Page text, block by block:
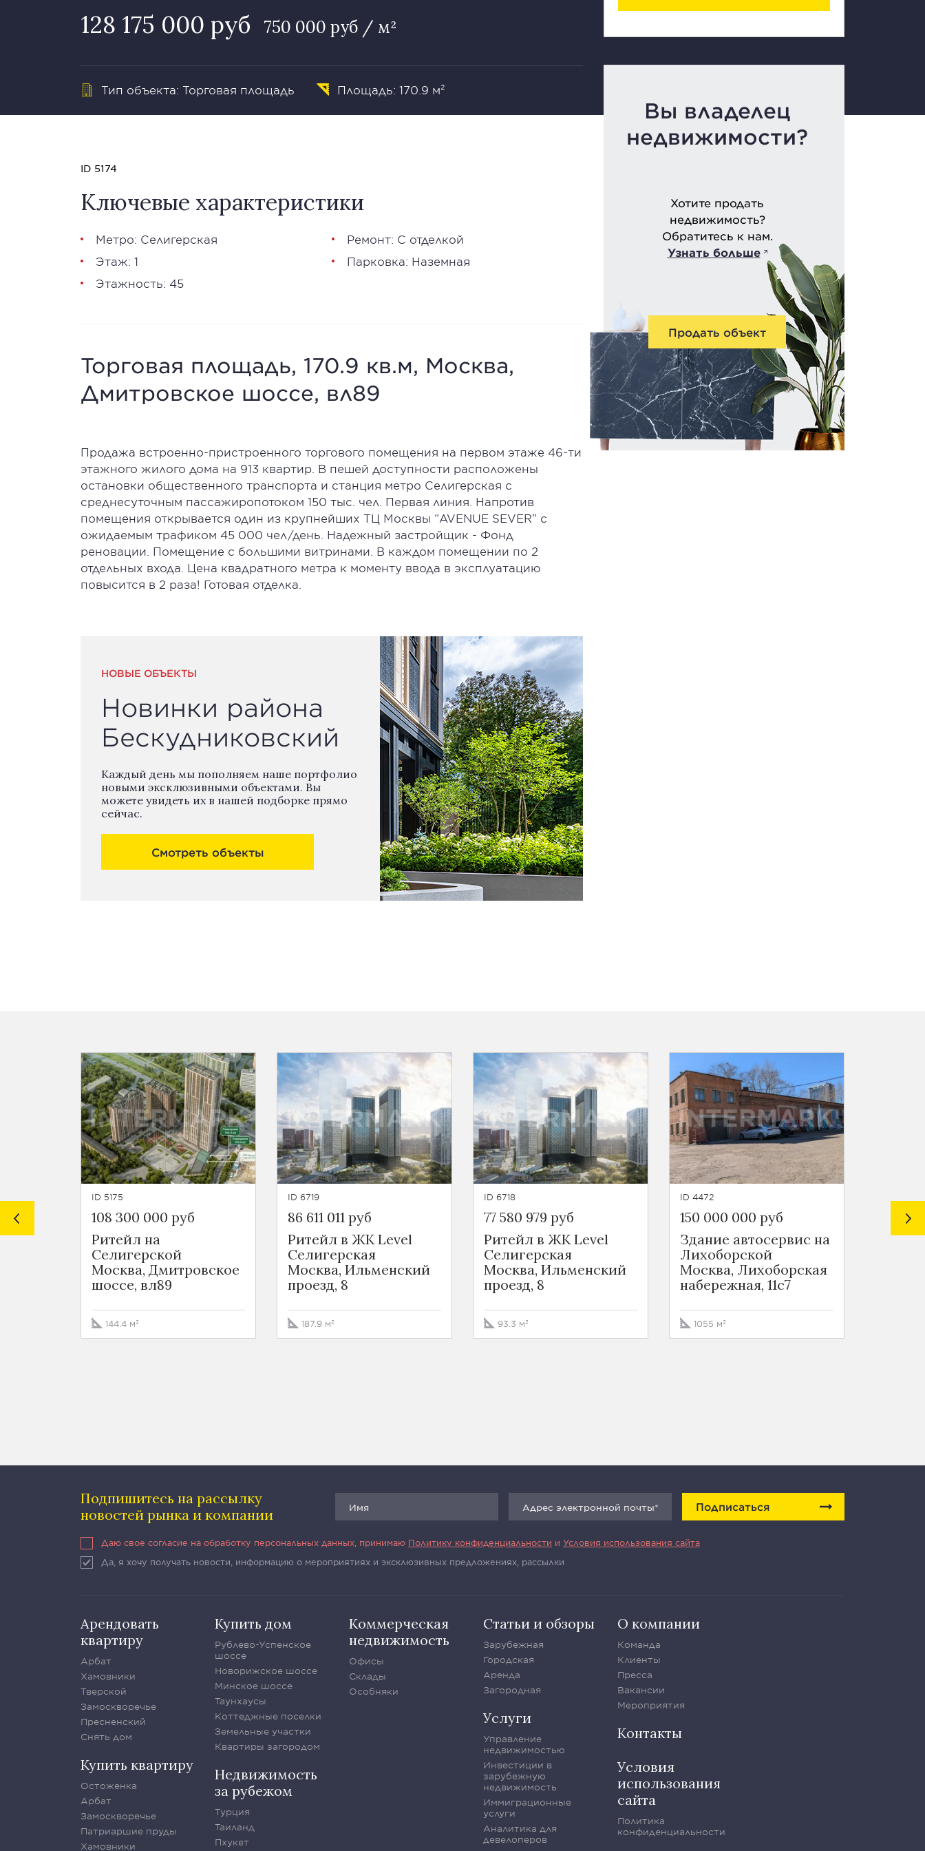
128 175 000 руб 750 000 руб / м²
Тип объекта: Торговая площадь Площадь: 170.9 м²
Вы владелец
недвижимости?
Хотите продать
недвижимость?
Обратитесь к нам.
Узнать больше
Продать объект
ID 5174
Ключевые характеристики
Метро: Селигерская
Этаж: 1
Этажность: 45
Ремонт: С отделкой
Парковка: Наземная
Торговая площадь, 170.9 кв.м, Москва,
Дмитровское шоссе, вл89
Продажа встроенно-пристроенного торгового помещения на первом этаже 46-ти
этажного жилого дома на 913 квартир. В пешей доступности расположены
остановки общественного транспорта и станция метро Селигерская с
среднесуточным пассажиропотоком 150 тыс. чел. Первая линия. Напротив
помещения открывается один из крупнейших ТЦ Москвы “AVENUE SEVER” с
ожидаемым трафиком 45 000 чел/день. Надежный застройщик - Фонд
реновации. Помещение с большими витринами. В каждом помещении по 2
отдельных входа. Цена квадратного метра к моменту ввода в эксплуатацию
повысится в 2 раза! Готовая отделка.
НОВЫЕ ОБЪЕКТЫ
Новинки района
Бескудниковский
Каждый день мы пополняем наше портфолио
новыми эксклюзивными объектами. Вы
можете увидеть их в нашей подборке прямо
сейчас.
Смотреть объекты
ID 5175
108 300 000 руб
Ритейл на
Селигерской
Москва, Дмитровское
шоссе, вл89
144.4 м²
ID 6719
86 611 011 руб
Ритейл в ЖК Level
Селигерская
Москва, Ильменский
проезд, 8
187.9 м²
ID 6718
77 580 979 руб
Ритейл в ЖК Level
Селигерская
Москва, Ильменский
проезд, 8
93.3 м²
ID 4472
150 000 000 руб
Здание автосервис на
Лихоборской
Москва, Лихоборская
набережная, 11с7
1055 м²
153
ОСЗ
Подпишитесь на рассылку
новостей рынка и компании
Подписаться
Даю свое согласие на обработку персональных данных, принимаю Политику конфиденциальности и Условия использования сайта
Да, я хочу получать новости, информацию о мероприятиях и эксклюзивных предложениях, рассылки
Арендовать
квартиру
Арбат
Хамовники
Тверской
Замоскворечье
Пресненский
Снять дом
Купить квартиру
Остоженка
Арбат
Замоскворечье
Патриаршие пруды
Хамовники
Купить дом
Рублево-Успенское
шоссе
Новорижское шоссе
Минское шоссе
Таунхаусы
Коттеджные поселки
Земельные участки
Квартиры загородом
Недвижимость
за рубежом
Турция
Таиланд
Пхукет
Коммерческая
недвижимость
Офисы
Склады
Особняки
Статьи и обзоры
Зарубежная
Городская
Аренда
Загородная
Услуги
Управление
недвижимостью
Инвестиции в
зарубежную
недвижимость
Иммиграционные
услуги
Аналитика для
девелоперов
О компании
Команда
Клиенты
Пресса
Вакансии
Мероприятия
Контакты
Условия
использования
сайта
Политика
конфиденциальности